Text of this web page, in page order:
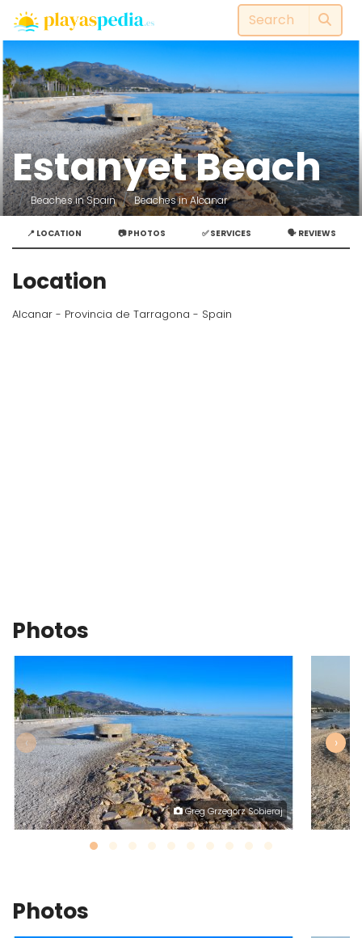
Estanyet Beach
Beaches in Spain Beaches in Alcanar
📍 LOCATION 📷 PHOTOS ✅ SERVICES 🗣️ REVIEWS
Location
Alcanar - Provincia de Tarragona - Spain
Photos
Greg Grzegorz Sobieraj
‹ ›
Photos